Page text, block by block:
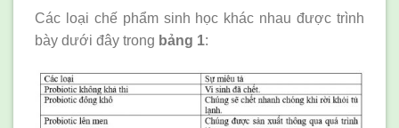
Các loại chế phẩm sinh học khác nhau được trình
bày dưới đây trong bảng 1: